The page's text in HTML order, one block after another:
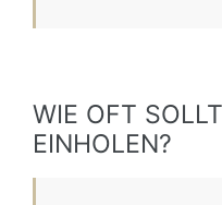
WIE OFT
EINHOLEN?